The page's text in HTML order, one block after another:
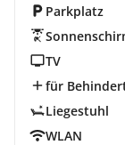
Parkplatz
TV
für
Liegestuhl
WLAN